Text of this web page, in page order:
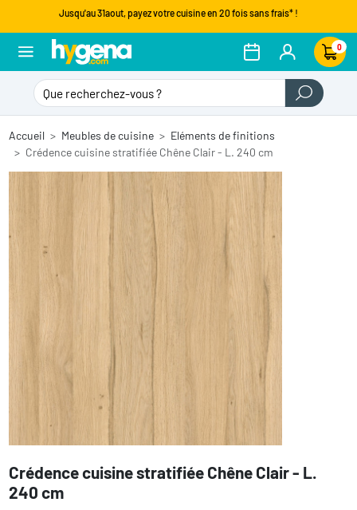
Jusqu'au 31aout, payez votre cuisine en 20 fois sans frais* !
0
Accueil Meubles de cuisine
Eléments de finitions
Crédence cuisine stratifiée Chêne Clair - L. 240 cm
Crédence cuisine stratifiée Chêne Clair - L.
240 cm